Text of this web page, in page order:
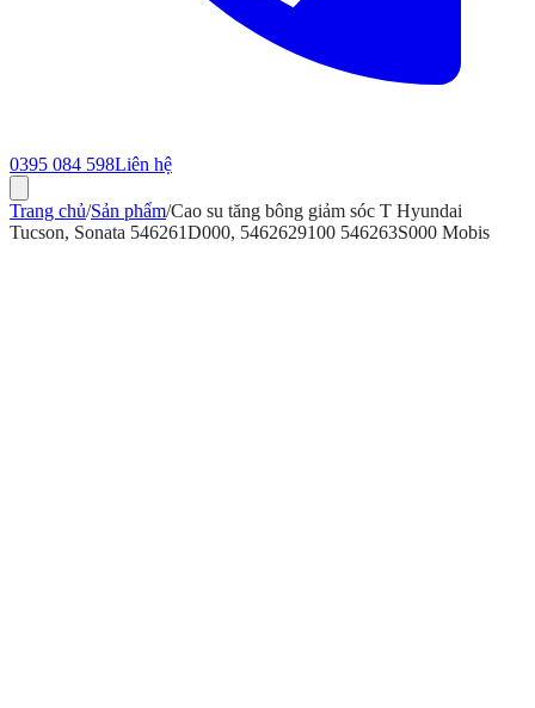
0395 084 598Liên hệ
Trang chủ/Sản phẩm/Cao su tăng bông giảm sóc T Hyundai
Tucson, Sonata 546261D000, 5462629100 546263S000 Mobis